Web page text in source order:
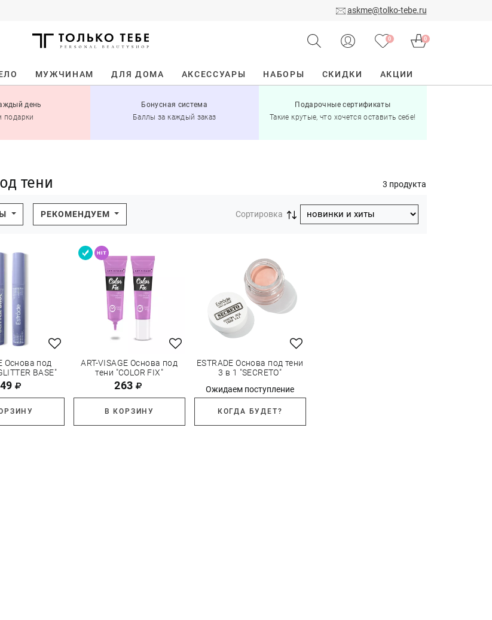
askme@tolko-tebe.ru
0 0
МУЖЧИНАМ ДЛЯ ДОМА АКСЕССУАРЫ НАБОРЫ СКИДКИ АКЦИИ
день
подарки
Бонусная система
Баллы за каждый заказ
Подарочные сертификаты
Такие крутые, что хочется оставить себе!
тени 3 продукта
РЕКОМЕНДУЕМ Сортировка
Основа под
BASE"
ART-VISAGE Основа под
тени "COLOR FIX"
263
В КОРЗИНУ
ESTRADE Основа под тени
3 в 1 "SECRETO"
Ожидаем поступление
КОГДА БУДЕТ?